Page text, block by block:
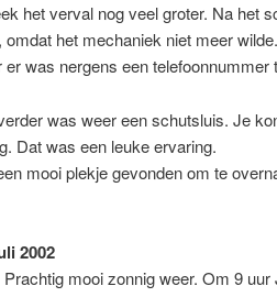
het verval nog veel groter. Na het
omdat het mechaniek niet meer
was nergens een telefoonnummer
was weer een schutsluis. Je
Dat was een leuke ervaring.
mooi plekje gevonden om te
2002
mooi zonnig weer. Om 9